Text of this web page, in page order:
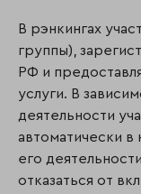
В рэнкингах
группы),
РФ и
услуги. В
деятельности
автоматически
его
отказаться от